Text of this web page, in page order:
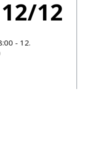
12
- 12.